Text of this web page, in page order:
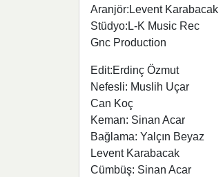
Aranjör:Levent Karabacak
Stüdyo:L-K Music Rec
Gnc Production
Edit:Erdinç Özmut
Nefesli: Muslih Uçar
Can Koç
Keman: Sinan Acar
Bağlama: Yalçın Beyaz
Levent Karabacak
Cümbüş: Sinan Acar